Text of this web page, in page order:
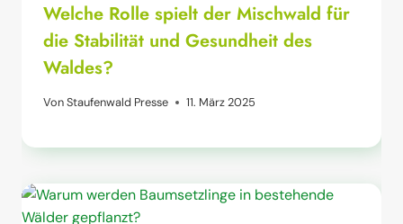
Welche Rolle spielt der Mischwald für
die Stabilität und Gesundheit des
Waldes?
VonStaufenwald Presse 11. März 2025